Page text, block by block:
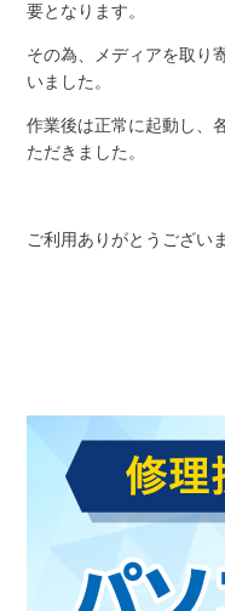
要となります。
その為、メディアを取り
いました。
作業後は正常に起動し、
ただきました。
ご利用ありがとうござい